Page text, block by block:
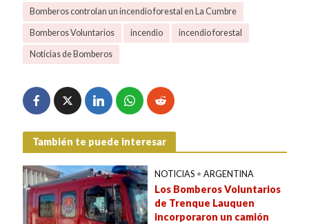
Bomberos controlan un incendio forestal en La Cumbre
Bomberos Voluntarios incendio incendio forestal
Noticias de Bomberos
También te puede interesar
NOTICIAS • ARGENTINA
Los Bomberos Voluntarios
de Trenque Lauquen
incorporaron un camión